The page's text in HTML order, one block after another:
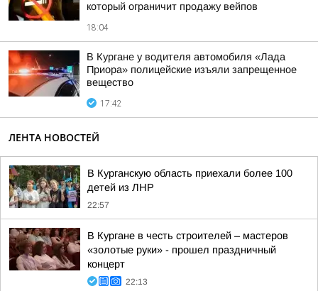
который ограничит продажу вейпов
18:04
В Кургане у водителя автомобиля «Лада
Приора» полицейские изъяли запрещенное
вещество
17:42
ЛЕНТА НОВОСТЕЙ
В Курганскую область приехали более 100
детей из ЛНР
22:57
В Кургане в честь строителей – мастеров
«золотые руки» - прошел праздничный
концерт
22:13